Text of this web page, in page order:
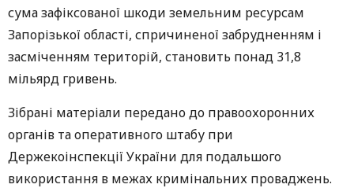
сума зафіксованої шкоди земельним ресурсам
Запорізької області, спричиненої забрудненням і
засміченням територій, становить понад 31,8
мільярд гривень.
Зібрані матеріали передано до правоохоронних
органів та оперативного штабу при
Держекоінспекції України для подальшого
використання в межах кримінальних проваджень.